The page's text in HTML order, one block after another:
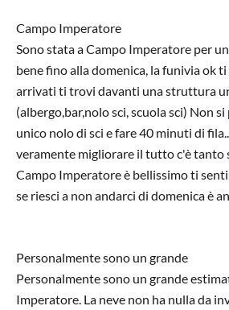
Campo Imperatore
Sono stata a Campo Imperatore per
bene fino alla domenica, la funivia ok
arrivati ti trovi davanti una struttura
(albergo,bar,nolo sci, scuola sci) Non
unico nolo di sci e fare 40 minuti di
veramente migliorare il tutto c'è tanto
Campo Imperatore è bellissimo ti
se riesci a non andarci di domenica è
Personalmente sono un grande
Personalmente sono un grande
Imperatore. La neve non ha nulla da